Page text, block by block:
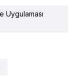
Uygulaması